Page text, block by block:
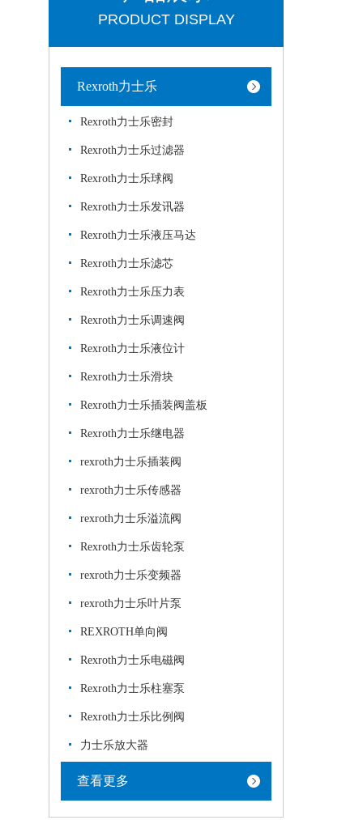
PRODUCT DISPLAY
Rexroth力士乐
Rexroth力士乐密封
Rexroth力士乐过滤器
Rexroth力士乐球阀
Rexroth力士乐发讯器
Rexroth力士乐液压马达
Rexroth力士乐滤芯
Rexroth力士乐压力表
Rexroth力士乐调速阀
Rexroth力士乐液位计
Rexroth力士乐滑块
Rexroth力士乐插装阀盖板
Rexroth力士乐继电器
rexroth力士乐插装阀
rexroth力士乐传感器
rexroth力士乐溢流阀
Rexroth力士乐齿轮泵
rexroth力士乐变频器
rexroth力士乐叶片泵
REXROTH单向阀
Rexroth力士乐电磁阀
Rexroth力士乐柱塞泵
Rexroth力士乐比例阀
力士乐放大器
查看更多